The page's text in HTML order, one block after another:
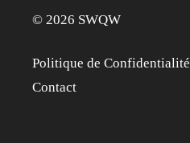
© 2026 SWQW
Politique de Confidentialité
Contact